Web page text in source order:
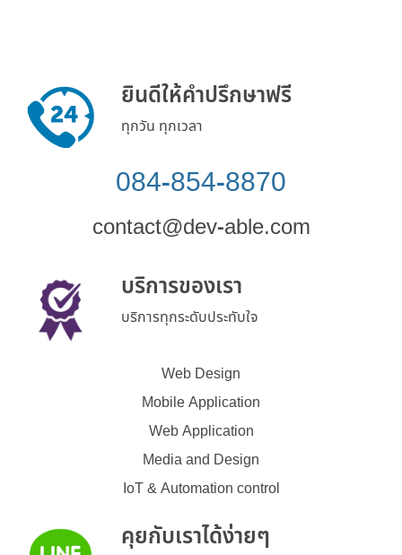
ยินดีให้คำปรึกษาฟรี
ทุกวัน ทุกเวลา
084-854-8870
contact@dev-able.com
บริการของเรา
บริการทุกระดับประทับใจ
Web Design
Mobile Application
Web Application
Media and Design
IoT & Automation control
คุยกับเราได้ง่ายๆ